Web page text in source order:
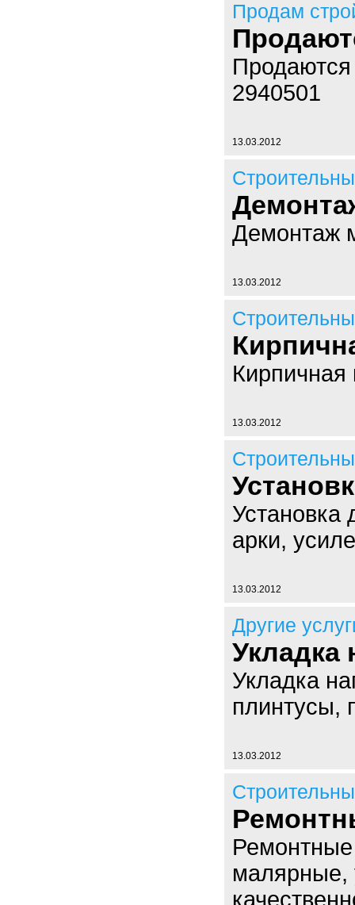
Продам
2940501
13.03.2012
Демонтаж
13.03.2012
Кирпичная
13.03.2012
Установка
арки,
13.03.2012
Другие
Укладка
Укладка
плинтусы,
13.03.2012
малярные,